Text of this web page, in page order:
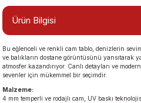
Manzaraları
Ürün Bilgisi
Bu eğlenceli ve renkli cam tablo, denizlerin
ve balıkların dostane görüntüsünü yansıtarak
atmosfer kazandırıyor. Canlı detayları ve
sevenler için mükemmel bir seçimdir.
Malzeme:
4 mm temperli ve rodajlı cam, UV baskı